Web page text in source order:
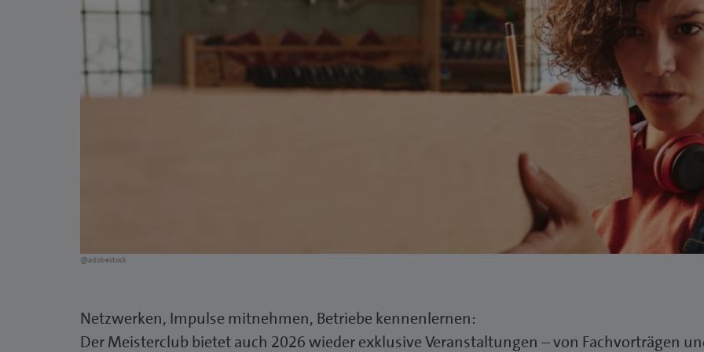
@adobestock
Netzwerken, Impulse mitnehmen, Betriebe kennenlernen:
Der Meisterclub bietet auch 2026 wieder exklusive Veranstaltungen – von Fachvorträgen